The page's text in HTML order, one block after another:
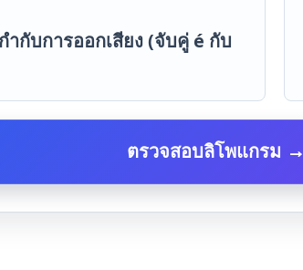
ำกับการออกเสียง (จับคู่ é กับ
ตรวจสอบลิโพแกรม →